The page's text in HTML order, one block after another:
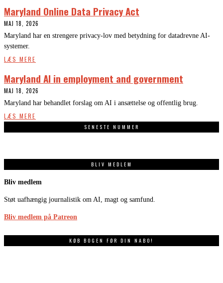
Maryland Online Data Privacy Act
MAJ 18, 2026
Maryland har en strengere privacy-lov med betydning for datadrevne AI-
systemer.
LÆS MERE
Maryland AI in employment and government
MAJ 18, 2026
Maryland har behandlet forslag om AI i ansættelse og offentlig brug.
LÆS MERE
SENESTE NUMMER
BLIV MEDLEM
Bliv medlem
Støt uafhængig journalistik om AI, magt og samfund.
Bliv medlem på Patreon
KØB BOGEN FØR DIN NABO!